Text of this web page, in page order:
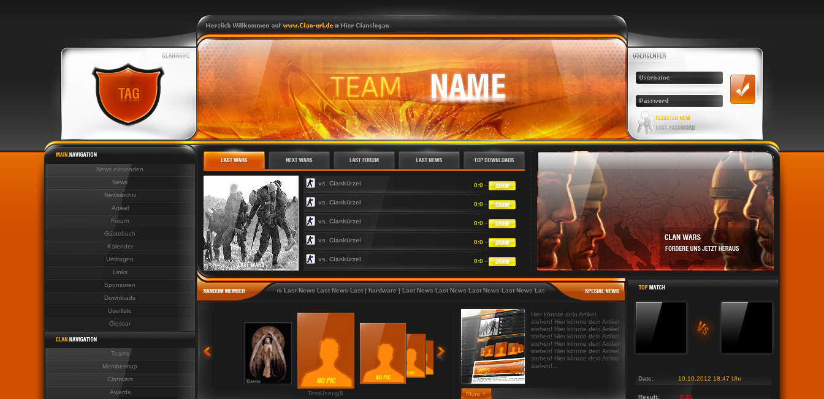
News einsenden
News
Newsarchiv
Artikel
Forum
Gästebuch
Kalender
Umfragen
Links
Sponsoren
Downloads
Userliste
Glossar
Teams
Membermap
Clanwars
Awards
vs. Clankürzel 0:0 -
vs. Clankürzel 0:0 -
vs. Clankürzel 0:0 -
vs. Clankürzel 0:0 -
vs. Clankürzel 0:0 -
Last News Last News Last News Last News Last| hardware|Last News Last News Last News Last News Last| Last News Last News Last News Last News Last
TestUsergj5
Hier könnte dein Artikel
stehen! Hier könnte dein Artikel
stehen! Hier könnte dein Artikel
stehen! Hier könnte dein Artikel
stehen! Hier könnte dein Artikel
stehen! Hier könnte dein Artikel
stehen! Hier könnte dein Artikel
stehen!...
Date: 10.10.2012 18:47 Uhr
Result: 0:21